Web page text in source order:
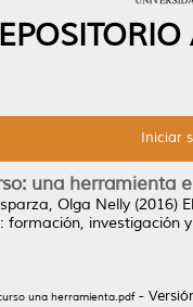
Iniciar
una herramienta
Olga Nelly (2016)
formación, investigación
una herramienta.pdf-